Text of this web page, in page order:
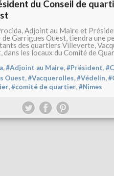
du Conseil de
Adjoint au Maire et
Garrigues Ouest, tiendra une
des quartiers Villeverte,
dans les locaux du Comité de
,#Adjoint au Maire,#Président,
Ouest,#Vacquerolles,#Védelin,
,#comité de quartier,#Nîmes